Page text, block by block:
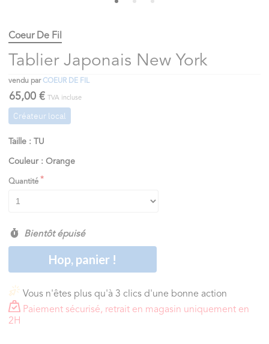
Coeur De Fil
Tablier Japonais New York
vendu parCOEUR DE FIL
65,00 € TVA incluse
Créateur local
Taille : TU
Couleur : Orange
Quantité
Bientôt épuisé
Hop, panier !
Vous n'êtes plus qu'à 3 clics d'une bonne action
Paiement sécurisé, retrait en magasin uniquement en
2H